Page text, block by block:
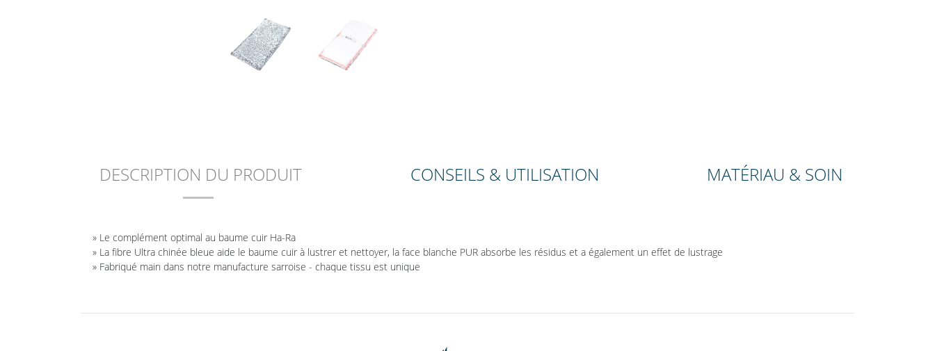
DESCRIPTION DU PRODUIT CONSEILS & UTILISATION MATÉRIAU & SOIN
» Le complément optimal au baume cuir Ha-Ra
» La fibre Ultra chinée bleue aide le baume cuir à lustrer et nettoyer, la face blanche PUR absorbe les résidus et a également un effet de lustrage
» Fabriqué main dans notre manufacture sarroise - chaque tissu est unique